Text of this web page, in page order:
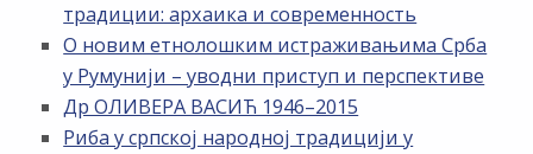
традиции: архаика и современность
О новим етнолошким истраживањима Срба
у Румунији – уводни приступ и перспективе
Др ОЛИВЕРА ВАСИЋ 1946–2015
Риба у српској народној традицији у